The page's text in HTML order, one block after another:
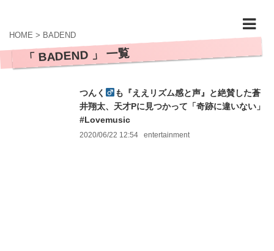
HOME > BADEND
「 BADEND 」 一覧
つんく
も『ええリズム感と声』と絶賛した蒼
井翔太、天才Pに見つかって「奇跡に違いない」
#Lovemusic
2020/06/22 12:54 entertainment